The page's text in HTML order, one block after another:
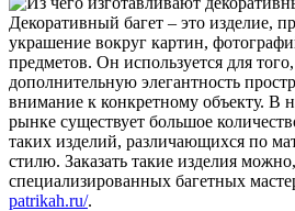
Декоративный багет – это изделие,
украшение вокруг картин,
предметов. Он используется для
дополнительную элегантность
внимание к конкретному объекту. В
рынке существует большое
таких изделий, различающихся по
стилю. Заказать такие изделия
специализированных багетных
patrikah.ru/.